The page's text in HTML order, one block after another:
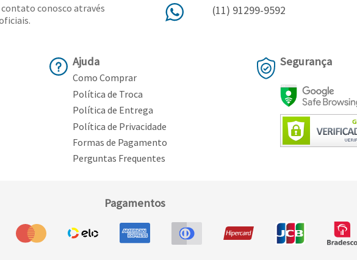
conosco através
(11) 91299-9592
Ajuda
Como Comprar
Política de Troca
Política de Entrega
Política de Privacidade
Formas de Pagamento
Perguntas Frequentes
Segurança
Pagamentos